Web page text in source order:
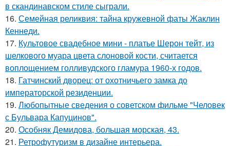
в скандинавском стиле сыграли.
16. Семейная реликвия: тайна кружевной фаты Жаклин
Кеннеди.
17. Культовое свадебное мини - платье Шерон тейт, из
шелкового муара цвета слоновой кости, считается
воплощением голливудского гламура 1960-х годов.
18. Гатчинский дворец: от охотничьего замка до
императорской резиденции.
19. Любопытные сведения о советском фильме "Человек
с Бульвара Капуцинов".
20. Особняк Демидова, большая морская, 43.
21. Ретрофутуризм в дизайне интерьера.